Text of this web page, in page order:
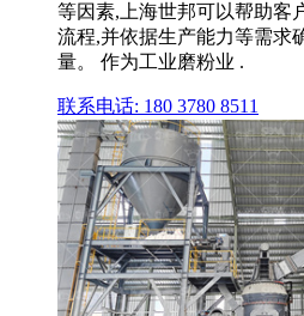
等因素,上海世邦可以帮助客
流程,并依据生产能力等需求
量。 作为工业磨粉业 .
联系电话: 180 3780 8511